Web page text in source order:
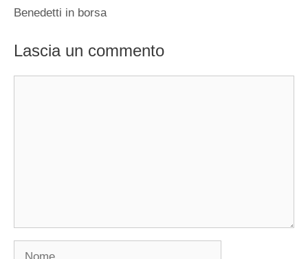
Benedetti in borsa
Lascia un commento
Nome